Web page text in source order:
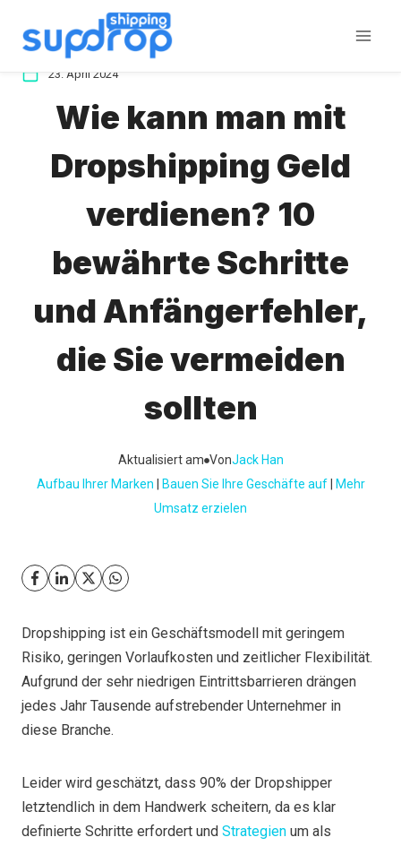
Inhalt
23. April 2024
Wie kann man mit
Dropshipping Geld
verdienen? 10
bewährte Schritte
und Anfängerfehler,
die Sie vermeiden
sollten
Aktualisiert am VonJack Han
Aufbau Ihrer Marken
Bauen Sie Ihre Geschäfte auf |
Mehr
Umsatz erzielen
Dropshipping ist ein Geschäftsmodell mit geringem
Risiko, geringen Vorlaufkosten und zeitlicher Flexibilität.
Aufgrund der sehr niedrigen Eintrittsbarrieren drängen
jedes Jahr Tausende aufstrebender Unternehmer in
diese Branche.
Leider wird geschätzt, dass 90% der Dropshipper
letztendlich in dem Handwerk scheitern, da es klar
definierte Schritte erfordert und Strategien um als